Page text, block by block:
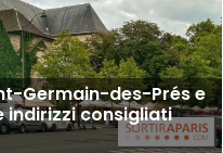
Germain-des-Prés e
indirizzi consigliati